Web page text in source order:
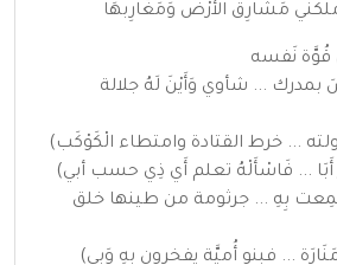
مَشَارِق الأَرْض وَمَغَارِبهَا
قُوَّة نَفسه
بمدرك ... شأوي وَأَيْنَ لَهُ جلالة
... خرط القتادة وامتطاء الْكَوْكَب)
أَبَا ... فَاسْأَلْهُ تعلم أَي ذِي حسب أبي)
بِهِ ... جرثومة من طينها خلق
... فبنو أُميَّة يفخرون بِهِ وَبِي)